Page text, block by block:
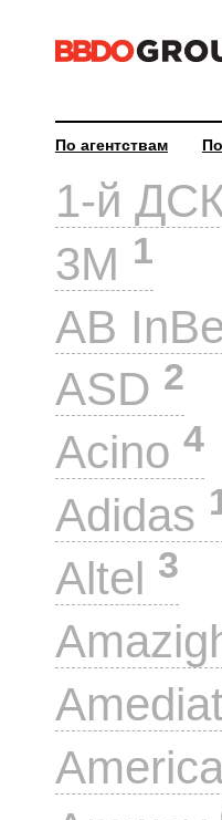
По агентствам
1-й
3M 1
AB
ASD 2
Acino 4
Adidas
Altel 3